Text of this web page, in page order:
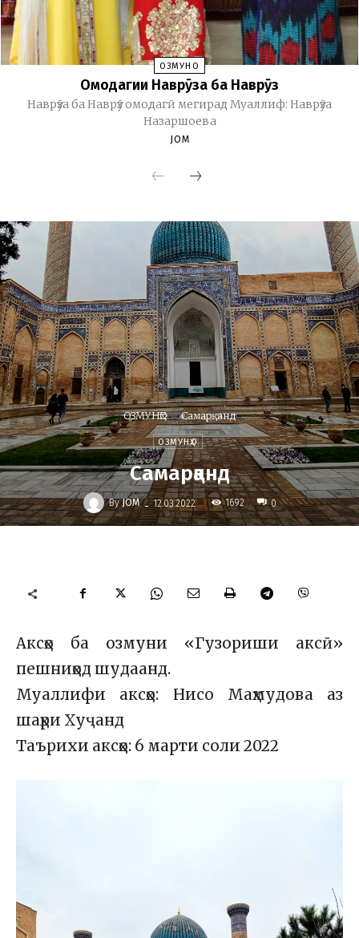
ОЗМУНҲО
Омодагии Наврӯза ба Наврӯз
Наврӯза ба Наврӯз омодагӣ мегирад Муаллиф: Наврӯза
Назаршоева
JOM